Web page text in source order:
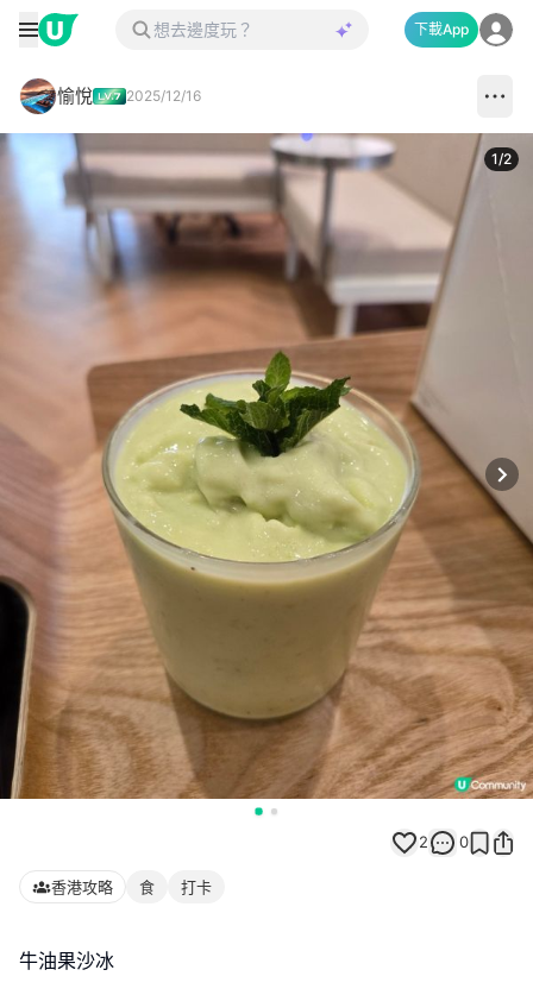
下載App
愉悅 2025/12/16
1/2
2 0
香港攻略 食 打卡
牛油果沙冰